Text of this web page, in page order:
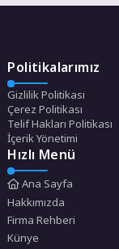
Politikalarımız
Gizlilik Politikası
Çerez Politikası
Telif Hakları Politikası
İçerik Yönetimi
Hızlı Menü
Ana Sayfa
Hakkımızda
Firma Rehberi
Künye